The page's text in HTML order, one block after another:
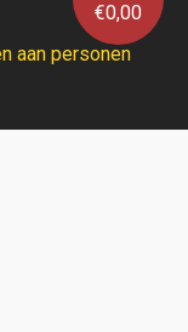
€0,00
aan personen